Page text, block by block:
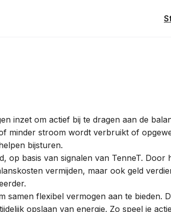
inzet om actief bij te dragen aan de
minder stroom wordt verbruikt of
bijsturen.
op basis van signalen van TenneT. Door
vermijden, maar ook geld
.
samen flexibel vermogen aan te bieden.
opslaan van energie. Zo speel je